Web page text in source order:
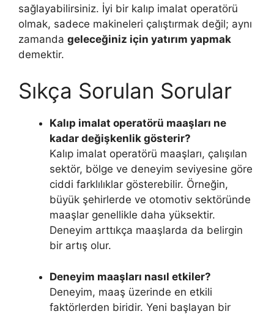
sağlayabilirsiniz. İyi bir kalıp imalat operatörü
olmak, sadece makineleri çalıştırmak değil; aynı
zamanda geleceğiniz için yatırım yapmak
demektir.
Sıkça Sorulan Sorular
Kalıp imalat operatörü maaşları ne
kadar değişkenlik gösterir?
Kalıp imalat operatörü maaşları, çalışılan
sektör, bölge ve deneyim seviyesine göre
ciddi farklılıklar gösterebilir. Örneğin,
büyük şehirlerde ve otomotiv sektöründe
maaşlar genellikle daha yüksektir.
Deneyim arttıkça maaşlarda da belirgin
bir artış olur.
Deneyim maaşları nasıl etkiler?
Deneyim, maaş üzerinde en etkili
faktörlerden biridir. Yeni başlayan bir